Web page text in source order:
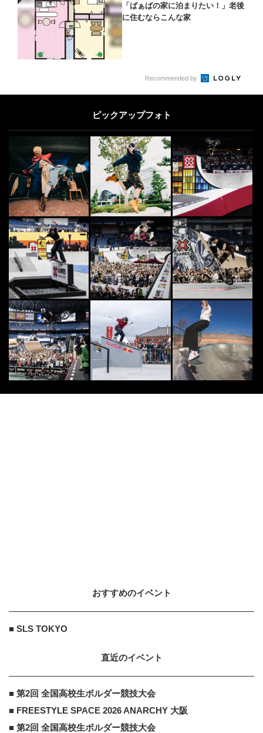
「ばぁばの家に泊まりたい！」老後
に住むならこんな家
Recommended by
ピックアップフォト
おすすめのイベント
■ SLS TOKYO
直近のイベント
■ 第2回 全国高校生ボルダー競技大会
■ FREESTYLE SPACE 2026 ANARCHY 大阪
■ 第2回 全国高校生ボルダー競技大会